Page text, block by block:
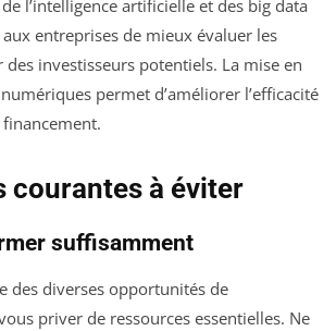
de l’intelligence artificielle et des big data
entreprises de mieux évaluer les
des investisseurs potentiels. La mise en
permet d’améliorer l’efficacité
courantes à éviter
suffisamment
des diverses opportunités de
priver de ressources essentielles. Ne